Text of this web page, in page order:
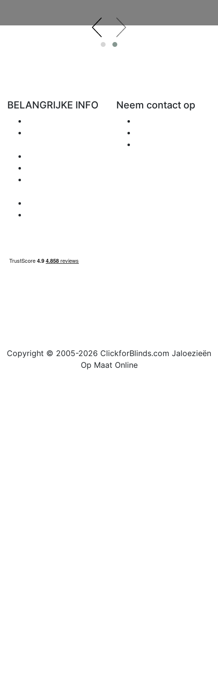
BELANGRIJKE INFO Neem contact op
Copyright © 2005-2026 ClickforBlinds.com Jaloezieën
Op Maat Online